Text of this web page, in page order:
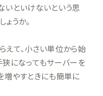
いといけないという思
うか。
えて、小さい単位から始
狭になってもサーバーを
増やすときにも簡単に